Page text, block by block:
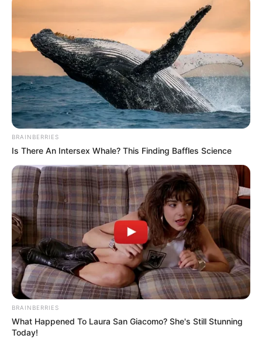
Espaço Educar
BRAINBERRIES
Is There An Intersex Whale? This Finding Baffles Science
BRAINBERRIES
What Happened To Laura San Giacomo? She's Still Stunning
Today!